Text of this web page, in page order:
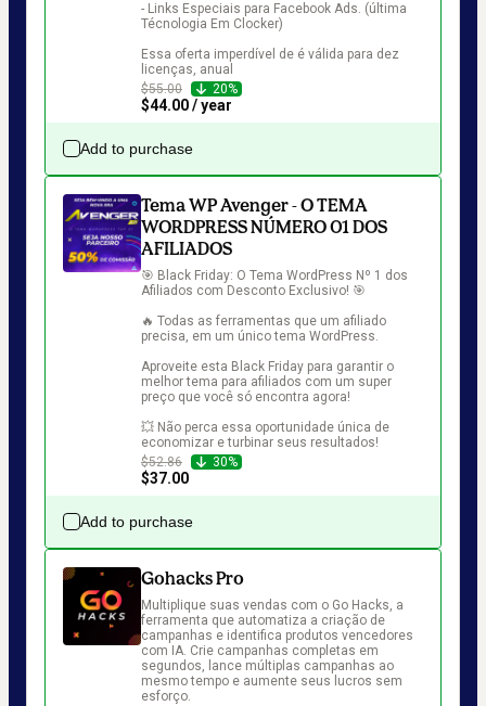
- Links Especiais para Facebook Ads. (última
Técnologia Em Clocker)
Essa oferta imperdível de é válida para dez
licenças, anual
$55.00
20%
$44.00 / year
Add to purchase
Tema WP Avenger - O TEMA
WORDPRESS NÚMERO 01 DOS
AFILIADOS
🎯 Black Friday: O Tema WordPress Nº 1 dos
Afiliados com Desconto Exclusivo! 🎯
🔥 Todas as ferramentas que um afiliado
precisa, em um único tema WordPress.
Aproveite esta Black Friday para garantir o
melhor tema para afiliados com um super
preço que você só encontra agora!
💥 Não perca essa oportunidade única de
economizar e turbinar seus resultados!
$52.86
30%
$37.00
Add to purchase
Gohacks Pro
Multiplique suas vendas com o Go Hacks, a
ferramenta que automatiza a criação de
campanhas e identifica produtos vencedores
com IA. Crie campanhas completas em
segundos, lance múltiplas campanhas ao
mesmo tempo e aumente seus lucros sem
esforço.